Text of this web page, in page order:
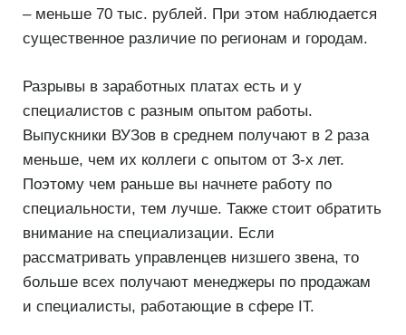
– меньше 70 тыс. рублей. При этом наблюдается
существенное различие по регионам и городам.
Разрывы в заработных платах есть и у
специалистов с разным опытом работы.
Выпускники ВУЗов в среднем получают в 2 раза
меньше, чем их коллеги с опытом от 3-х лет.
Поэтому чем раньше вы начнете работу по
специальности, тем лучше. Также стоит обратить
внимание на специализации. Если
рассматривать управленцев низшего звена, то
больше всех получают менеджеры по продажам
и специалисты, работающие в сфере IT.